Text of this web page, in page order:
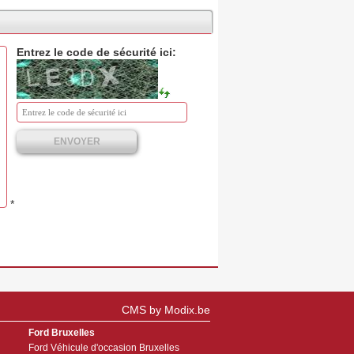
*
Entrez le code de sécurité ici:
ENVOYER
CMS by Modix.be
Ford Bruxelles
Ford Véhicule d'occasion Bruxelles